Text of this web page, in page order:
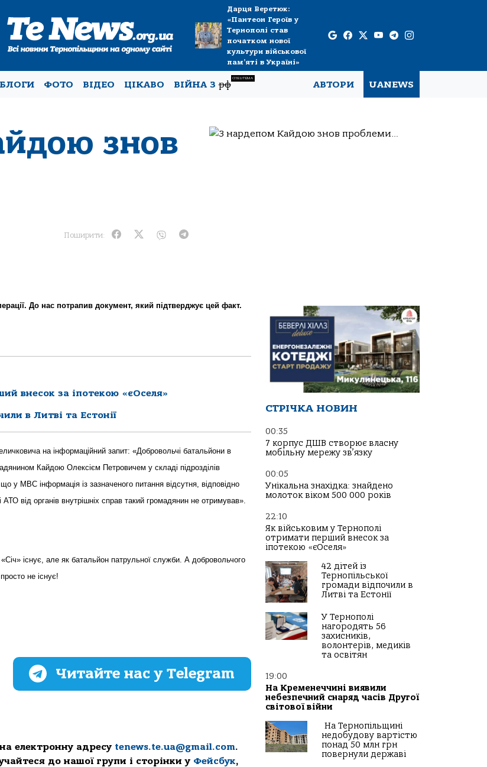
Дарця Веретюк:
«Пантеон Героїв у
Тернополі став
початком нової
культури військової
пам’яті в Україні»
БЛОГИ ФОТО ВІДЕО ЦІКАВО ВІЙНА Зрф
СПЕЦТЕМА
АВТОРИ UANEWS
знов
Поширити:
До нас потрапив документ, який підтверджує цей факт.
внесок за іпотекою «єОселя»
в Литві та Естонії
на інформаційний запит: «Добровольчі батальйони в
Кайдою Олексієм Петровичем у складі підрозділів
у МВС інформація із зазначеного питання відсутня, відповідно
від органів внутрішніх справ такий громадянин не отримував».
існує, але як батальйон патрульної служби. А добровольчого
не існує!
Читайте нас у Telegram
електронну адресу tenews.te.ua@gmail.com.
до нашої групи і сторінки у Фейсбук,
СТРІЧКА НОВИН
00:35
7 корпус ДШВ створює власну
мобільну мережу зв’язку
00:05
Унікальна знахідка: знайдено
молоток віком 500 000 років
22:10
Як військовим у Тернополі
отримати перший внесок за
іпотекою «єОселя»
42 дітей із
Тернопільської
громади відпочили в
Литві та Естонії
У Тернополі
нагородять 56
захисників,
волонтерів, медиків
та освітян
19:00
На Кременеччині виявили
небезпечний снаряд часів Другої
світової війни
На Тернопільщині
недобудову вартістю
понад 50 млн грн
повернули державі